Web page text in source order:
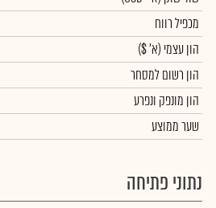
מכפיל רווח
הון עצמי (א' $)
הון רשום למסחר
הון מונפק ונפרע
שער ממוצע
נתוני פתיחה